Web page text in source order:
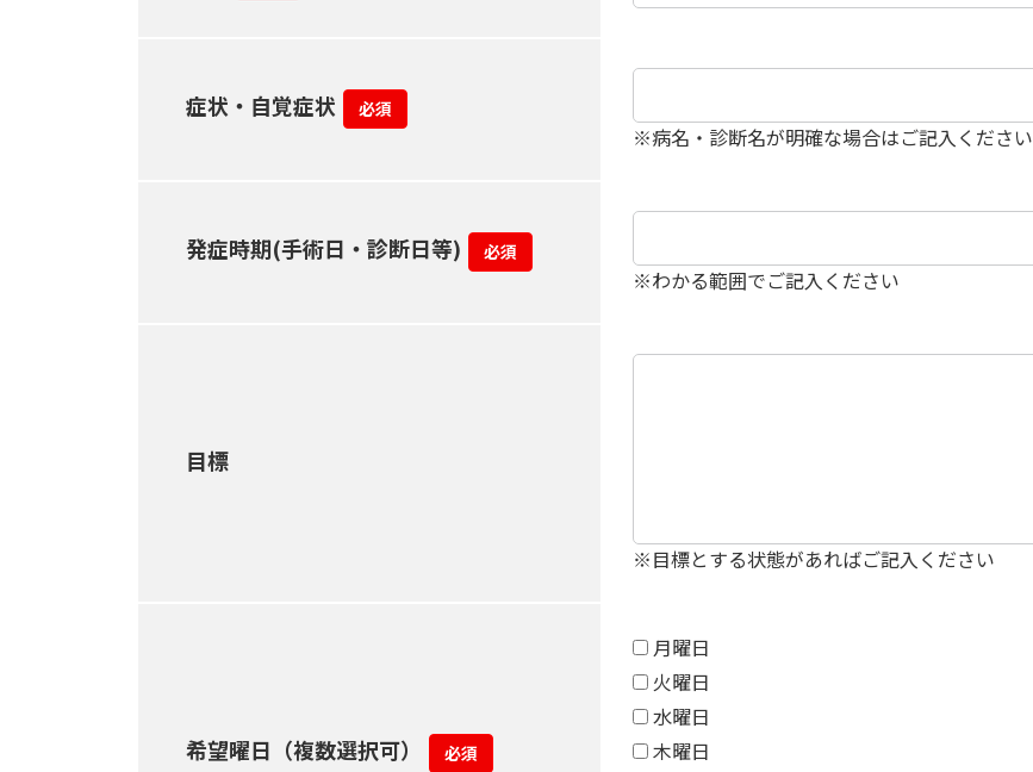
症状・自覚症状 必須
※病名・診断名が明確な場合はご記入ください
発症時期(手術日・診断日等) 必須
※わかる範囲でご記入ください
目標
※目標とする状態があればご記入ください
希望曜日（複数選択可） 必須
月曜日
火曜日
水曜日
木曜日